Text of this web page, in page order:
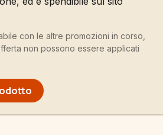
con le altre promozioni in corso,
non possono essere applicati